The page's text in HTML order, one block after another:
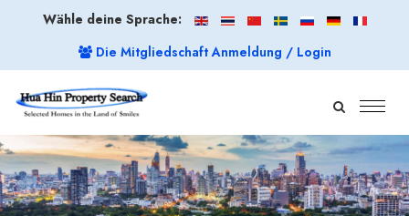
Wähle deine Sprache:
Die Mitgliedschaft Anmeldung / Login